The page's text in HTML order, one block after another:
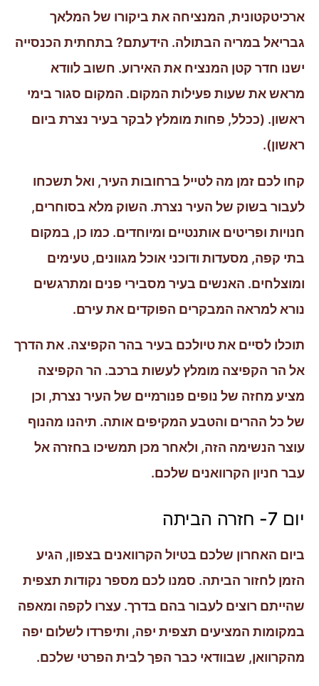
ארכיטקטונית, המנציחה את ביקורו של המלאך
גבריאל במריה הבתולה. הידעתם? בתחתית הכנסייה
ישנו חדר קטן המנציח את האירוע. חשוב לוודא
מראש את שעות פעילות המקום. המקום סגור בימי
ראשון. (ככלל, פחות מומלץ לבקר בעיר נצרת ביום
ראשון).
קחו לכם זמן מה לטייל ברחובות העיר, ואל תשכחו
לעבור בשוק של העיר נצרת. השוק מלא בסוחרים,
חנויות ופריטים אותנטיים ומיוחדים. כמו כן, במקום
בתי קפה, מסעדות ודוכני אוכל מגוונים, טעימים
ומוצלחים. האנשים בעיר מסבירי פנים ומתרגשים
נורא למראה המבקרים הפוקדים את עירם.
תוכלו לסיים את טיולכם בעיר בהר הקפיצה. את הדרך
אל הר הקפיצה מומלץ לעשות ברכב. הר הקפיצה
מציע מחזה של נופים פנורמיים של העיר נצרת, וכן
של כל ההרים והטבע המקיפים אותה. תיהנו מהנוף
עוצר הנשימה הזה, ולאחר מכן תמשיכו בחזרה אל
עבר חניון הקרוואנים שלכם.
יום 7- חזרה הביתה
ביום האחרון שלכם בטיול הקרוואנים בצפון, הגיע
הזמן לחזור הביתה. סמנו לכם מספר נקודות תצפית
שהייתם רוצים לעבור בהם בדרך. עצרו לקפה ומאפה
במקומות המציעים תצפית יפה, ותיפרדו לשלום יפה
מהקרוואן, שבוודאי כבר הפך לבית הפרטי שלכם.